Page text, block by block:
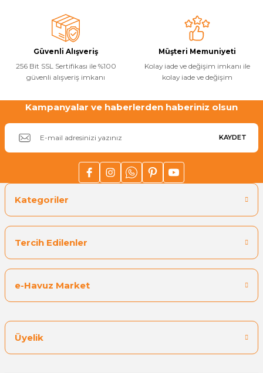
Güvenli Alışveriş
256 Bit SSL Sertifikası ile %100
güvenli alışveriş imkanı
Müşteri Memuniyeti
Kolay iade ve değişim imkanı ile
kolay iade ve değişim
Kampanyalar ve haberlerden haberiniz olsun
KAYDET
Kategoriler
Tercih Edilenler
e-Havuz Market
Üyelik